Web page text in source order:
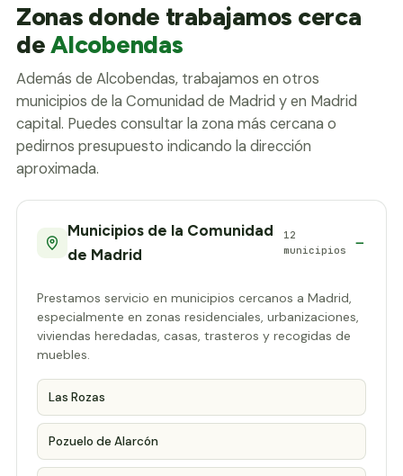
Zonas donde trabajamos cerca
deAlcobendas
Además de Alcobendas, trabajamos en otros
municipios de la Comunidad de Madrid y en Madrid
capital. Puedes consultar la zona más cercana o
pedirnos presupuesto indicando la dirección
aproximada.
Municipios de la Comunidad
de Madrid
12
municipios
Prestamos servicio en municipios cercanos a Madrid,
especialmente en zonas residenciales, urbanizaciones,
viviendas heredadas, casas, trasteros y recogidas de
muebles.
Las Rozas
Pozuelo de Alarcón